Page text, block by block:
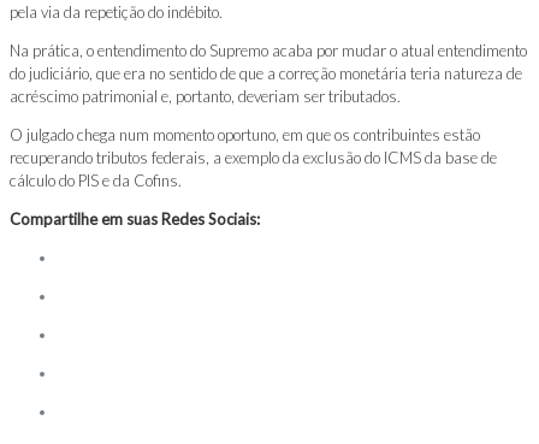
pela via da repetição do indébito.
Na prática, o entendimento do Supremo acaba por mudar o atual entendimento
do judiciário, que era no sentido de que a correção monetária teria natureza de
acréscimo patrimonial e, portanto, deveriam ser tributados.
O julgado chega num momento oportuno, em que os contribuintes estão
recuperando tributos federais, a exemplo da exclusão do ICMS da base de
cálculo do PIS e da Cofins.
Compartilhe em suas Redes Sociais: